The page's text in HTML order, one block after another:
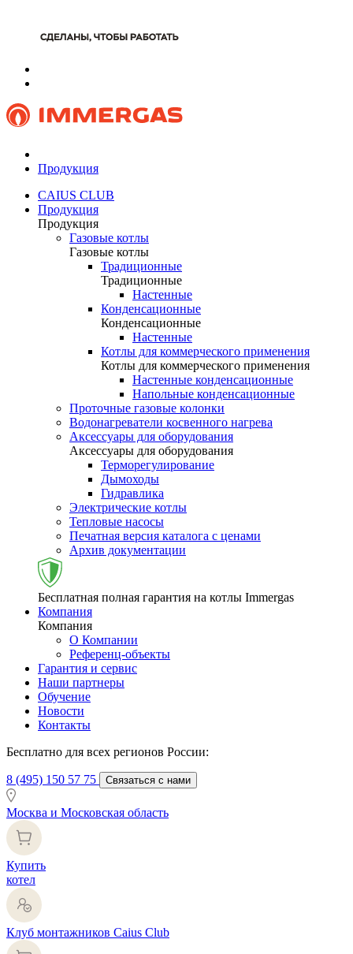
Продукция
CAIUS CLUB
Продукция
Продукция
Газовые котлы
Газовые котлы
Традиционные
Традиционные
Настенные
Конденсационные
Конденсационные
Настенные
Котлы для коммерческого применения
Котлы для коммерческого применения
Настенные конденсационные
Напольные конденсационные
Проточные газовые колонки
Водонагреватели косвенного нагрева
Аксессуары для оборудования
Аксессуары для оборудования
Терморегулирование
Дымоходы
Гидравлика
Электрические котлы
Тепловые насосы
Печатная версия каталога с ценами
Архив документации
Бесплатная полная гарантия на котлы Immergas
Компания
Компания
О Компании
Референц-объекты
Гарантия и сервис
Наши партнеры
Обучение
Новости
Контакты
Бесплатно для всех регионов России:
8 (495) 150 57 75 Связаться с нами
Москва и Московская область
Купить
котел
Клуб монтажников Caius Club